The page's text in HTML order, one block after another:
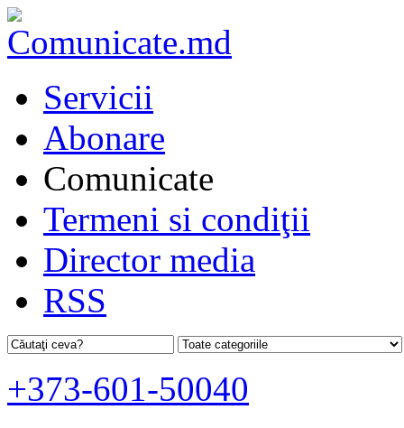
Servicii
Abonare
Comunicate
Termeni si condiţii
Director media
RSS
+373-601-50040